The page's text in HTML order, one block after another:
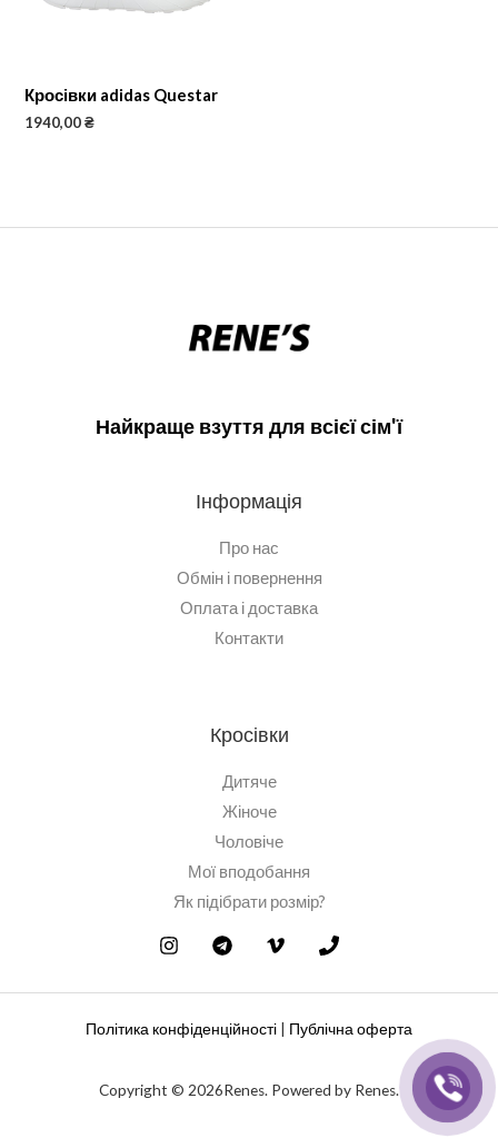
Кросівки adidas Questar
1940,00₴
Найкраще взуття для всієї сім'ї
Інформація
Про нас
Обмін і повернення
Оплата і доставка
Контакти
Кросівки
Дитяче
Жіноче
Чоловіче
Мої вподобання
Як підібрати розмір?
Політика конфіденційності | Публічна оферта
Copyright © 2026Renes. Powered by Renes.